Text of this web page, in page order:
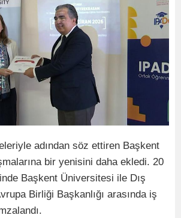
adından söz ettiren Başkent
bir yenisini daha ekledi. 20
Başkent Üniversitesi ile Dış
Birliği Başkanlığı arasında iş